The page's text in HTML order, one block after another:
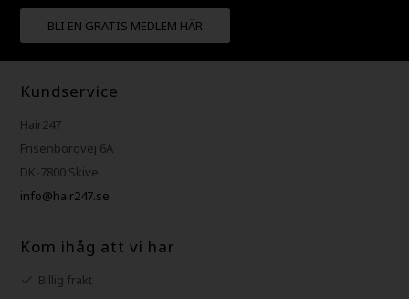
BLI EN GRATIS MEDLEM HÄR
Kundservice
Hair247
Frisenborgvej 6A
DK-7800 Skive
info@hair247.se
Kom ihåg att vi har
Billig frakt